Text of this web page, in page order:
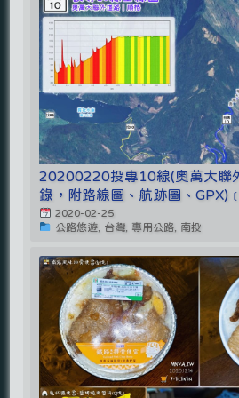
20200220投專10線(奧萬大聯
錄，附路線圖、航跡圖、
2020-02-25
公路悠遊, 台灣, 專用公路, 南投